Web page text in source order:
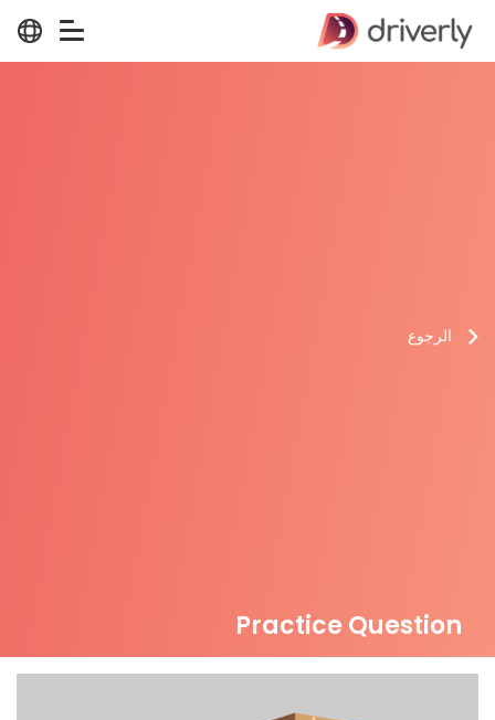
الرجوع
Practice Question